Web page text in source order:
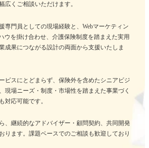
広くご相談いただけます。
専門員としての現場経験と、Webマーケティン
ウを掛け合わせ、介護保険制度を踏まえた実用
成果につながる設計の両面から支援いたしま
ビスにとどまらず、保険外を含めたシニアビジ
現場ニーズ・制度・市場性を踏まえた事業づく
対応可能です。
、継続的なアドバイザー・顧問契約、共同開発
ります。課題ベースでのご相談も歓迎しており